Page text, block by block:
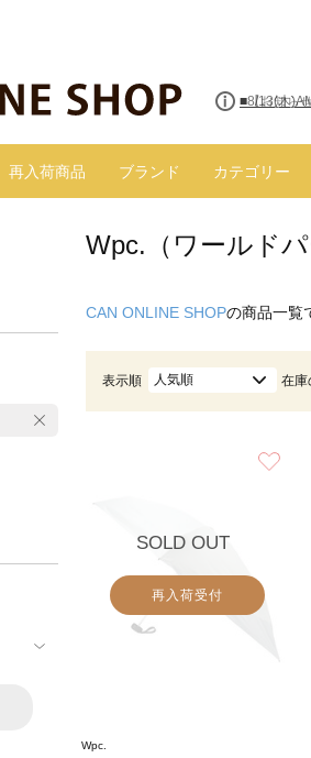
■8/13(木
再入荷商品 ブランド カテゴリー
Wpc.（ワールド
CAN ONLINE SHOPの商品一覧
表示順 人気順 在庫
SOLD OUT
再入荷受付
Wpc.